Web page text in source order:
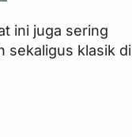
ini juga sering
sekaligus klasik di